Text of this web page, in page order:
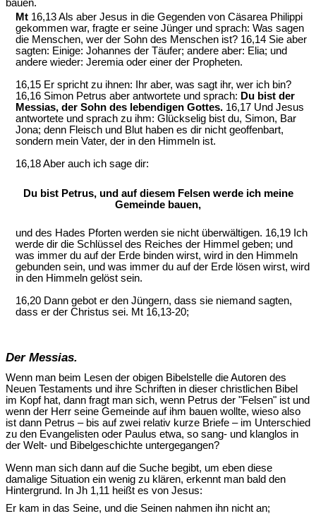
bauen.
Mt 16,13 Als aber Jesus in die Gegenden von Cäsarea Philippi
gekommen war, fragte er seine Jünger und sprach: Was sagen
die Menschen, wer der Sohn des Menschen ist? 16,14 Sie aber
sagten: Einige: Johannes der Täufer; andere aber: Elia; und
andere wieder: Jeremia oder einer der Propheten.
16,15 Er spricht zu ihnen: Ihr aber, was sagt ihr, wer ich bin?
16,16 Simon Petrus aber antwortete und sprach: Du bist der
Messias, der Sohn des lebendigen Gottes. 16,17 Und Jesus
antwortete und sprach zu ihm: Glückselig bist du, Simon, Bar
Jona; denn Fleisch und Blut haben es dir nicht geoffenbart,
sondern mein Vater, der in den Himmeln ist.
16,18 Aber auch ich sage dir:
Du bist Petrus, und auf diesem Felsen werde ich meine
Gemeinde bauen,
und des Hades Pforten werden sie nicht überwältigen. 16,19 Ich
werde dir die Schlüssel des Reiches der Himmel geben; und
was immer du auf der Erde binden wirst, wird in den Himmeln
gebunden sein, und was immer du auf der Erde lösen wirst, wird
in den Himmeln gelöst sein.
16,20 Dann gebot er den Jüngern, dass sie niemand sagten,
dass er der Christus sei. Mt 16,13-20;
Der Messias.
Wenn man beim Lesen der obigen Bibelstelle die Autoren des
Neuen Testaments und ihre Schriften in dieser christlichen Bibel
im Kopf hat, dann fragt man sich, wenn Petrus der "Felsen" ist und
wenn der Herr seine Gemeinde auf ihm bauen wollte, wieso also
ist dann Petrus – bis auf zwei relativ kurze Briefe – im Unterschied
zu den Evangelisten oder Paulus etwa, so sang- und klanglos in
der Welt- und Bibelgeschichte untergegangen?
Wenn man sich dann auf die Suche begibt, um eben diese
damalige Situation ein wenig zu klären, erkennt man bald den
Hintergrund. In Jh 1,11 heißt es von Jesus:
Er kam in das Seine, und die Seinen nahmen ihn nicht an;